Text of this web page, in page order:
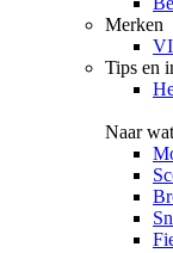
Merken
Tips en
Naar